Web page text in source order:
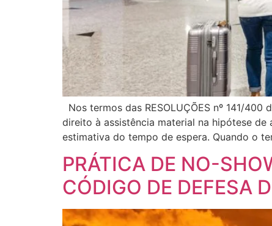
Nos termos das RESOLUÇÕES nº 141/
direito à assistência material na hipótese
estimativa do tempo de espera. Quando o
PRÁTICA DE NO-
CÓDIGO DE DEFESA